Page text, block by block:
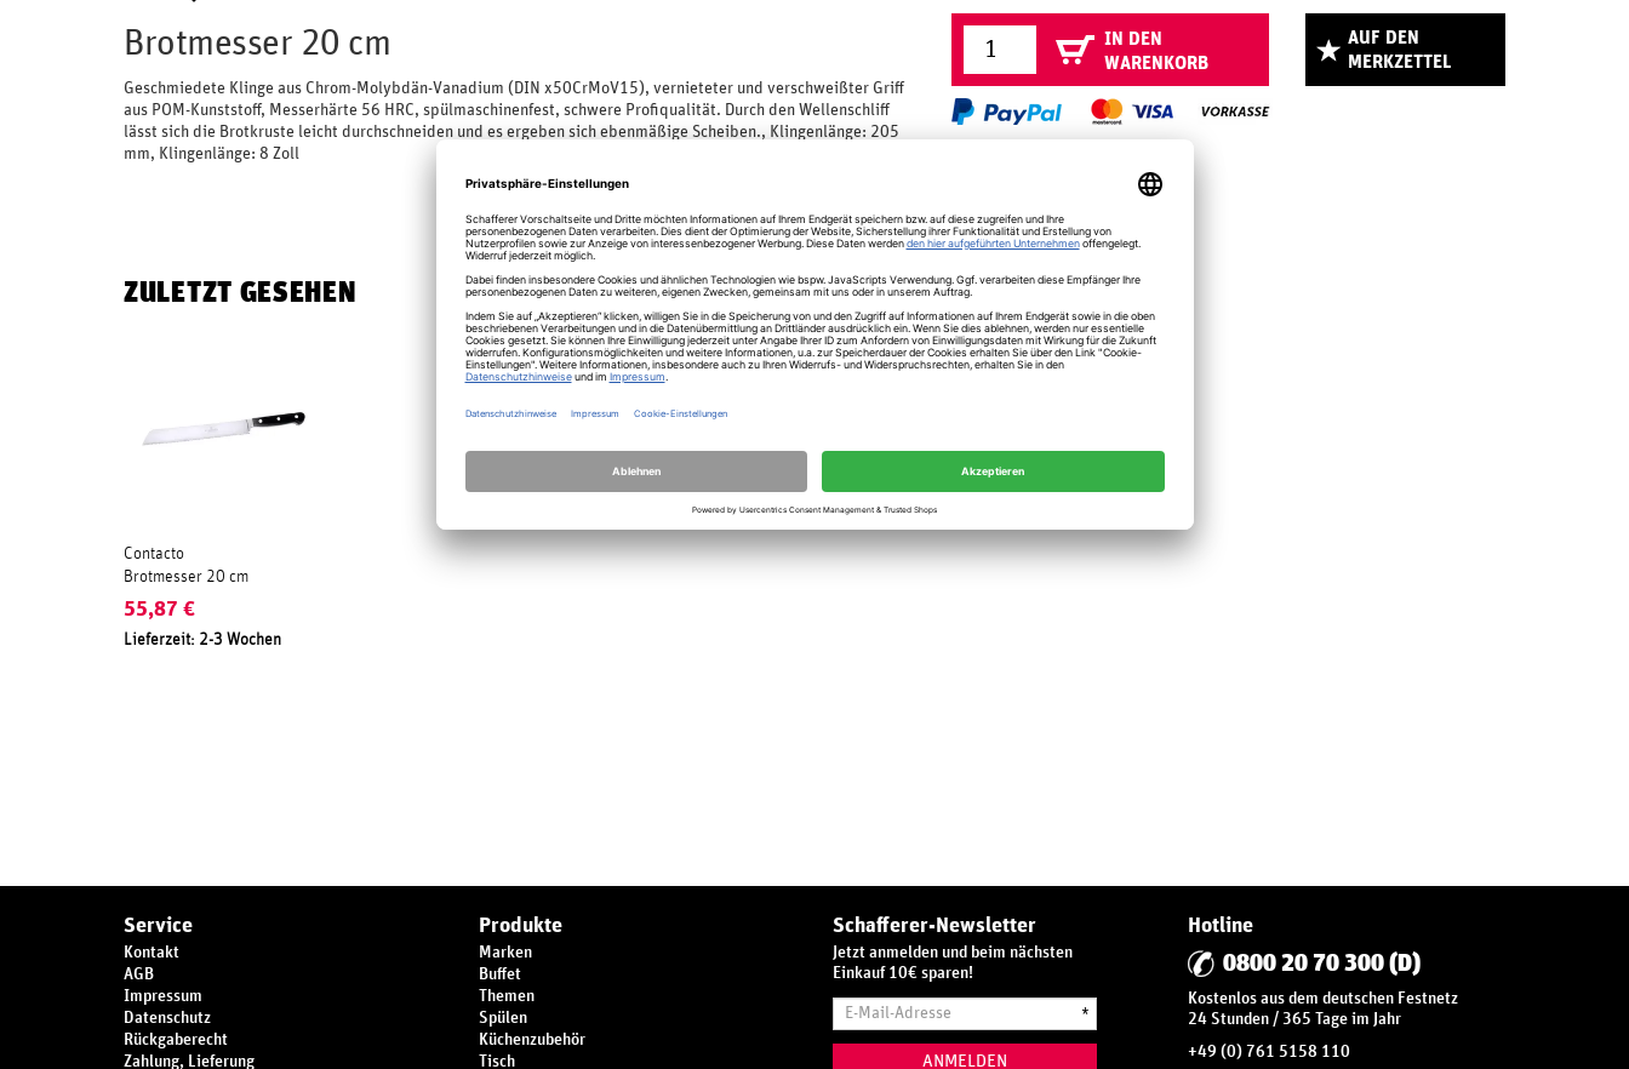
Brotmesser 20 cm
Geschmiedete Klinge aus Chrom-Molybdän-Vanadium (DIN x50CrMoV15), vernieteter und verschweißter Griff
aus POM-Kunststoff, Messerhärte 56 HRC, spülmaschinenfest, schwere Profiqualität. Durch den Wellenschliff
lässt sich die Brotkruste leicht durchschneiden und es ergeben sich ebenmäßige Scheiben., Klingenlänge: 205
mm, Klingenlänge: 8 Zoll
IN DEN
WARENKORB
AUF DEN
MERKZETTEL
ZULETZT GESEHEN
Contacto
Brotmesser 20 cm
55,87 €
Lieferzeit: 2-3 Wochen
Service
Kontakt
AGB
Impressum
Datenschutz
Rückgaberecht
Zahlung, Lieferung
Produkte
Marken
Buffet
Themen
Spülen
Küchenzubehör
Tisch
Schafferer-Newsletter
Jetzt anmelden und beim nächsten
Einkauf 10€ sparen!
Mail-
*
ANMELDEN
Hotline
0800 20 70 300 (D)
Kostenlos aus dem deutschen Festnetz
24 Stunden / 365 Tage im Jahr
+49 (0) 761 5158 110